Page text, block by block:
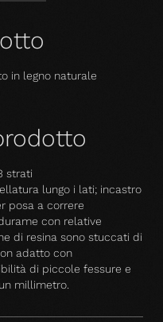
in legno naturale
strati
lungo i lati; incastro
posa a correre
con relative
di resina sono stuccati di
adatto con
di piccole fessure e
millimetro.